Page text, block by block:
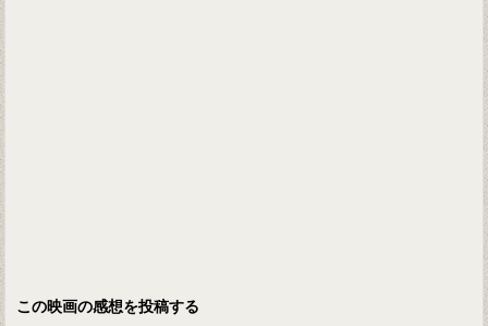
この映画の感想を投稿する